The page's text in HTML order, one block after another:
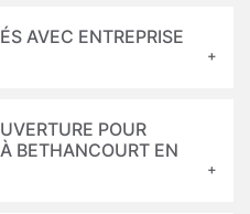
AVEC ENTREPRISE
POUR
BETHANCOURT EN